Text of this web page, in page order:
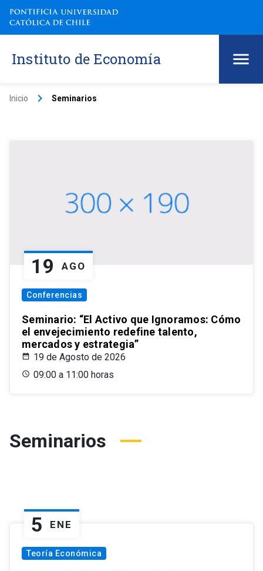
Instituto de Economía
Inicio keyboard_arrow_right Seminarios
19 AGO
Conferencias
Seminario: “El Activo que Ignoramos: Cómo
el envejecimiento redefine talento,
mercados y estrategia”
19 de Agosto de 2026
09:00 a 11:00 horas
Seminarios
5 ENE
Teoría Económica